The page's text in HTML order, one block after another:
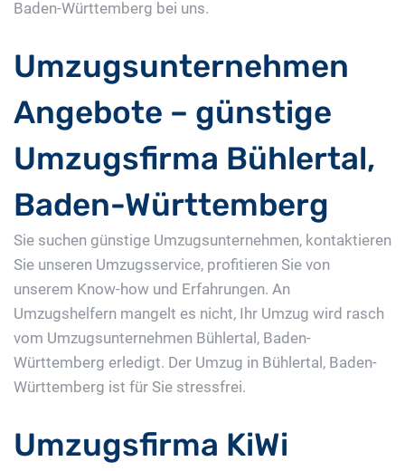
Baden-Württemberg bei uns.
Umzugsunternehmen
Angebote – günstige
Umzugsfirma Bühlertal,
Baden-Württemberg
Sie suchen günstige Umzugsunternehmen, kontaktieren
Sie unseren Umzugsservice, profitieren Sie von
unserem Know-how und Erfahrungen. An
Umzugshelfern mangelt es nicht, Ihr Umzug wird rasch
vom Umzugsunternehmen Bühlertal, Baden-
Württemberg erledigt. Der Umzug in Bühlertal, Baden-
Württemberg ist für Sie stressfrei.
Umzugsfirma KiWi